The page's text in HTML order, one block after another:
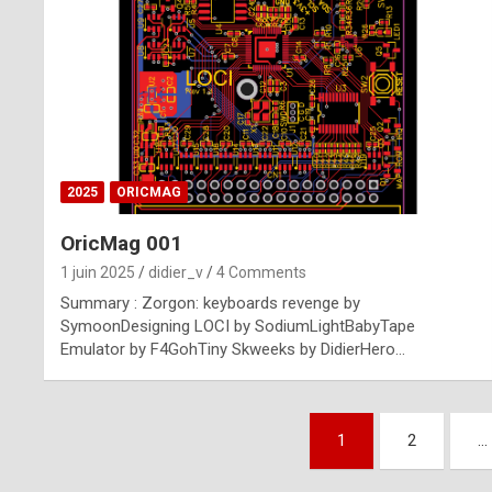
2025 ORICMAG
OricMag 001
1 juin 2025 didier_v 4 Comments
Summary : Zorgon: keyboards revenge by
SymoonDesigning LOCI by SodiumLightBabyTape
Emulator by F4GohTiny Skweeks by DidierHero…
1 2 …